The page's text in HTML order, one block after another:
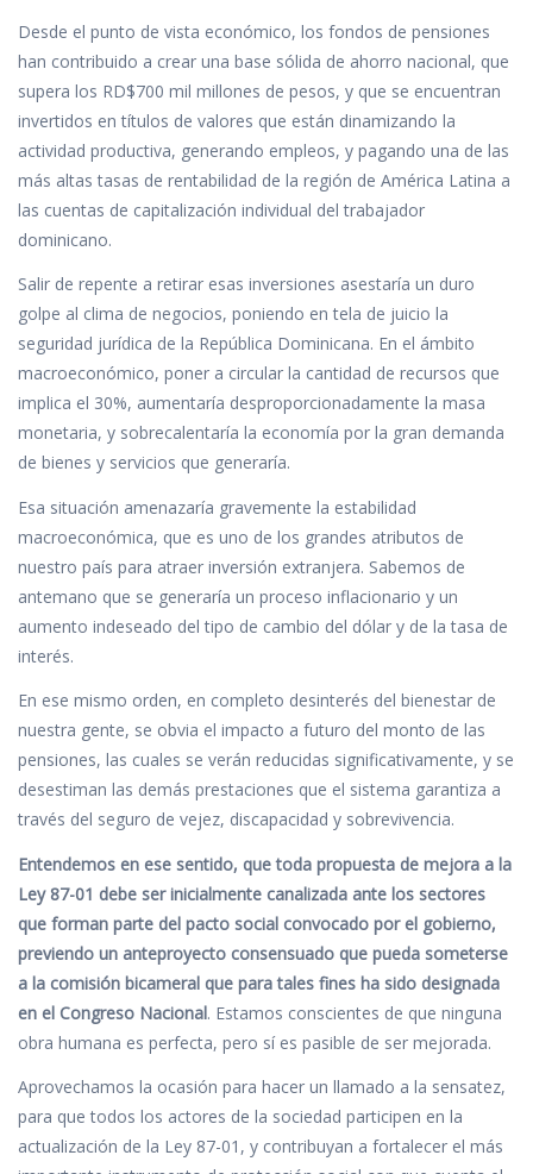
Desde el punto de vista económico, los fondos de pensiones
han contribuido a crear una base sólida de ahorro nacional, que
supera los RD$700 mil millones de pesos, y que se encuentran
invertidos en títulos de valores que están dinamizando la
actividad productiva, generando empleos, y pagando una de las
más altas tasas de rentabilidad de la región de América Latina a
las cuentas de capitalización individual del trabajador
dominicano.
Salir de repente a retirar esas inversiones asestaría un duro
golpe al clima de negocios, poniendo en tela de juicio la
seguridad jurídica de la República Dominicana. En el ámbito
macroeconómico, poner a circular la cantidad de recursos que
implica el 30%, aumentaría desproporcionadamente la masa
monetaria, y sobrecalentaría la economía por la gran demanda
de bienes y servicios que generaría.
Esa situación amenazaría gravemente la estabilidad
macroeconómica, que es uno de los grandes atributos de
nuestro país para atraer inversión extranjera. Sabemos de
antemano que se generaría un proceso inflacionario y un
aumento indeseado del tipo de cambio del dólar y de la tasa de
interés.
En ese mismo orden, en completo desinterés del bienestar de
nuestra gente, se obvia el impacto a futuro del monto de las
pensiones, las cuales se verán reducidas significativamente, y se
desestiman las demás prestaciones que el sistema garantiza a
través del seguro de vejez, discapacidad y sobrevivencia.
Entendemos en ese sentido, que toda propuesta de mejora a la
Ley 87-01 debe ser inicialmente canalizada ante los sectores
que forman parte del pacto social convocado por el gobierno,
previendo un anteproyecto consensuado que pueda someterse
a la comisión bicameral que para tales fines ha sido designada
en el Congreso Nacional. Estamos conscientes de que ninguna
obra humana es perfecta, pero sí es pasible de ser mejorada.
Aprovechamos la ocasión para hacer un llamado a la sensatez,
para que todos los actores de la sociedad participen en la
actualización de la Ley 87-01, y contribuyan a fortalecer el más